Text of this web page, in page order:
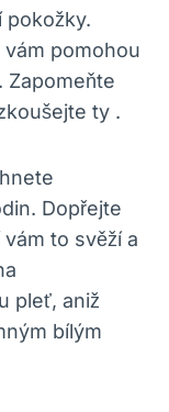
pokožky.
pomohou
⁢Zapomeňte
ty .
Dopřejte
to svěží a
pleť, aniž
bílým